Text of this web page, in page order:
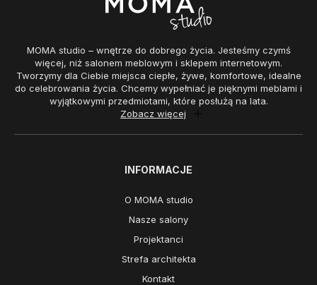
MOMA studio – wnętrze do dobrego życia. Jesteśmy czymś
więcej, niż salonem meblowym i sklepem internetowym.
Tworzymy dla Ciebie miejsca ciepłe, żywe, komfortowe, idealne
do celebrowania życia. Chcemy wypełniać je pięknymi meblami i
wyjątkowymi przedmiotami, które posłużą na lata.
Zobacz więcej
INFORMACJE
O MOMA studio
Nasze salony
Projektanci
Strefa architekta
Kontakt